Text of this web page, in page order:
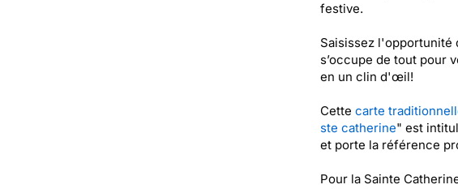
festive.
Saisissez l'opportunité
s’occupe de tout pour
en un clin d'œil!
Cette carte
ste catherine" est
et porte la référence
Pour la Sainte